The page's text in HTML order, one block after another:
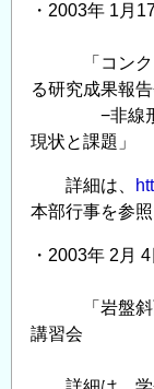
・2003年 1
「コンクリ
る研究成果報
−非線形解
現状と課題」
詳細は、
本部行事を参照
・2003年 2
「岩盤斜面
講習会